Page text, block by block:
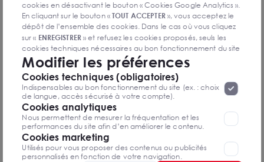
Mettre en favoris
Nom Prénom
Email
Téléphone
Message
cookies en désactivant le bouton « Cookies Google Analytics ».
En cliquant sur le bouton «TOUT ACCEPTER», vous acceptez le
dépôt de l’ensemble des cookies. Dans le cas où vous cliquez
sur « ENREGISTRER» et refusez les cookies proposés, seuls les
cookies techniques nécessaires au bon fonctionnement du site
seront déposés. Pour plus d’informations, vous pouvez consulter
«Protection des données à caractère
personnel ».Lorsque vous naviguez sur notre site internet, il
peut être amenée à déposer des cookies. Vous avez la
possibilité de désactiver les cookies, ces réglages ne seront
valables que sur le navigateur que vous utilisez actuellement
Modifier les préférences
Cookies techniques (obligatoires)
Indispensables au bon fonctionnement du site (ex. : choix
de langue, accès sécurisé à votre compte).
Cookies analytiques
Nous permettent de mesurer la fréquentation et les
performances du site afin d’en améliorer le contenu.
Cookies marketing
Utilisés pour vous proposer des contenus ou publicités
personnalisés en fonction de votre navigation.